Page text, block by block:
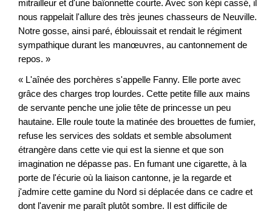
mitrailleur et d'une baïonnette courte. Avec son képi cassé, il
nous rappelait l'allure des très jeunes chasseurs de Neuville.
Notre gosse, ainsi paré, éblouissait et rendait le régiment
sympathique durant les manœuvres, au cantonnement de
repos. »
« L'aînée des porchères s'appelle Fanny. Elle porte avec
grâce des charges trop lourdes. Cette petite fille aux mains
de servante penche une jolie tête de princesse un peu
hautaine. Elle roule toute la matinée des brouettes de fumier,
refuse les services des soldats et semble absolument
étrangère dans cette vie qui est la sienne et que son
imagination ne dépasse pas. En fumant une cigarette, à la
porte de l'écurie où la liaison cantonne, je la regarde et
j'admire cette gamine du Nord si déplacée dans ce cadre et
dont l'avenir me paraît plutôt sombre. Il est difficile de